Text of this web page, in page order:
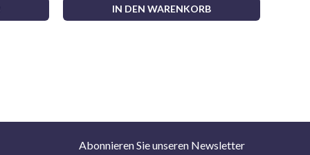
IN DEN WARENKORB
Abonnieren Sie unseren Newsletter